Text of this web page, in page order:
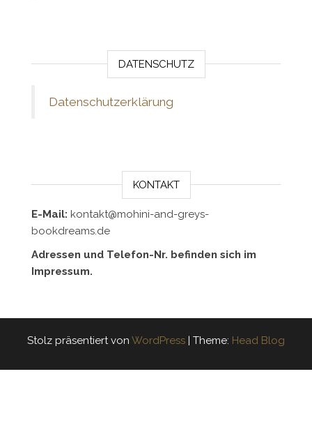
DATENSCHUTZ
Datenschutzerklärung
KONTAKT
E-Mail: kontakt@mohini-and-greys-
bookdreams.de
Adressen und Telefon-Nr. befinden sich im
Impressum.
Stolz präsentiert von WordPress | Theme: Head Blog